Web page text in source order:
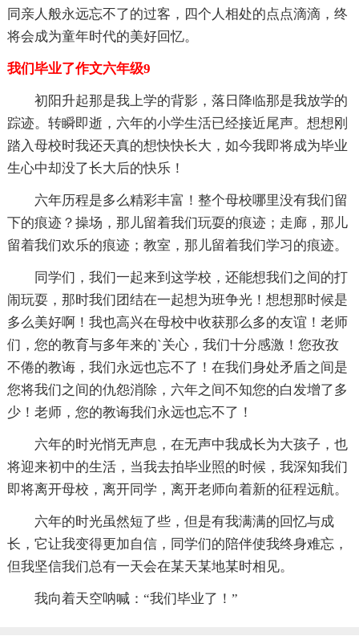
同亲人般永远忘不了的过客，四个人相处的点点滴滴，终
将会成为童年时代的美好回忆。
我们毕业了作文六年级9
初阳升起那是我上学的背影，落日降临那是我放学的
踪迹。转瞬即逝，六年的小学生活已经接近尾声。想想刚
踏入母校时我还天真的想快快长大，如今我即将成为毕业
生心中却没了长大后的快乐！
六年历程是多么精彩丰富！整个母校哪里没有我们留
下的痕迹？操场，那儿留着我们玩耍的痕迹；走廊，那儿
留着我们欢乐的痕迹；教室，那儿留着我们学习的痕迹。
同学们，我们一起来到这学校，还能想我们之间的打
闹玩耍，那时我们团结在一起想为班争光！想想那时候是
多么美好啊！我也高兴在母校中收获那么多的友谊！老师
们，您的教育与多年来的`关心，我们十分感激！您孜孜
不倦的教诲，我们永远也忘不了！在我们身处矛盾之间是
您将我们之间的仇怨消除，六年之间不知您的白发增了多
少！老师，您的教诲我们永远也忘不了！
六年的时光悄无声息，在无声中我成长为大孩子，也
将迎来初中的生活，当我去拍毕业照的时候，我深知我们
即将离开母校，离开同学，离开老师向着新的征程远航。
六年的时光虽然短了些，但是有我满满的回忆与成
长，它让我变得更加自信，同学们的陪伴使我终身难忘，
但我坚信我们总有一天会在某天某地某时相见。
我向着天空呐喊：“我们毕业了！”